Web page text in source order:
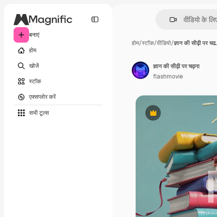
बनाएं
होम
खोजें
स्टॉक
एक्सप्लोर करें
सभी टूल्‍स
होम/स्टॉक/वीडियो/ज्ञान की सीढ़ी पर
Premium
ज्ञान की सीढ़ी पर चढ़ना
flashmovie